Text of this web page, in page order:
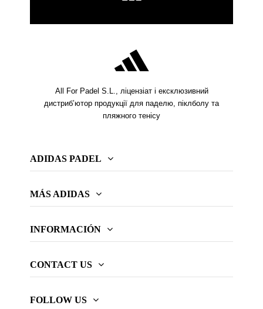
All For Padel S.L., ліцензіат і ексклюзивний
дистриб’ютор продукції для паделю, піклболу та
пляжного тенісу
ADIDAS PADEL
MÁS ADIDAS
INFORMACIÓN
CONTACT US
FOLLOW US